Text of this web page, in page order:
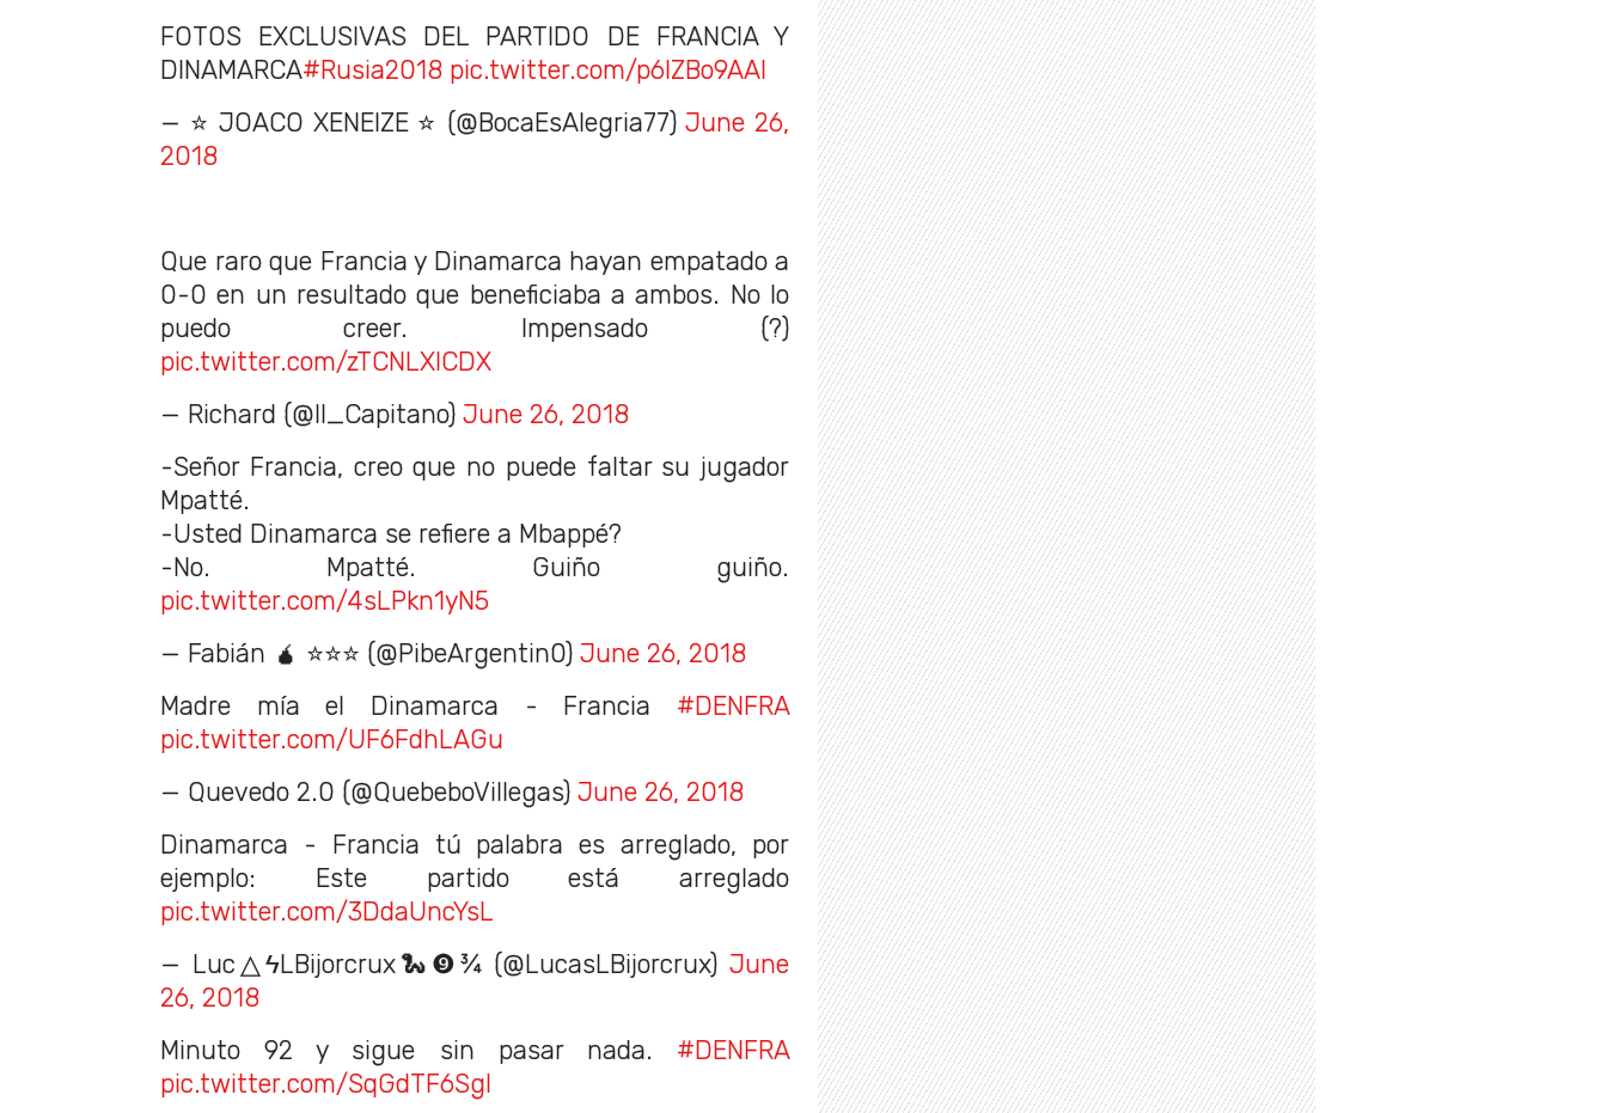
FOTOS EXCLUSIVAS DEL PARTIDO DE FRANCIA Y
DINAMARCA#Rusia2018 pic.twitter.com/p6IZBo9AAl
— ⭐ JOACO XENEIZE ⭐ (@BocaEsAlegria77)June 26,
2018
Que raro que Francia y Dinamarca hayan empatado a
0-0 en un resultado que beneficiaba a ambos. No lo
puedo creer. Impensado (?)
pic.twitter.com/zTCNLXlCDX
— Richard (@lI_Capitano) June 26, 2018
-Señor Francia, creo que no puede faltar su jugador
Mpatté.
-Usted Dinamarca se refiere a Mbappé?
-No. Mpatté. Guiño guiño.
pic.twitter.com/4sLPkn1yN5
— Fabián 🧉 ⭐⭐⭐ (@PibeArgentin0) June 26, 2018
Madre mía el Dinamarca - Francia #DENFRA
pic.twitter.com/UF6FdhLAGu
— Quevedo 2.0 (@QuebeboVillegas) June 26, 2018
Dinamarca - Francia tú palabra es arreglado, por
ejemplo: Este partido está arreglado
pic.twitter.com/3DdaUncYsL
— Luc△ϟLBijorcrux🐍❾¾ (@LucasLBijorcrux) June
26, 2018
Minuto 92 y sigue sin pasar nada. #DENFRA
pic.twitter.com/SqGdTF6Sgl